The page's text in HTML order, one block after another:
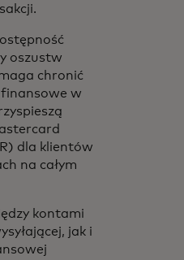
oszustw
chronić
w
dla klientów
na całym
kontami
jak i